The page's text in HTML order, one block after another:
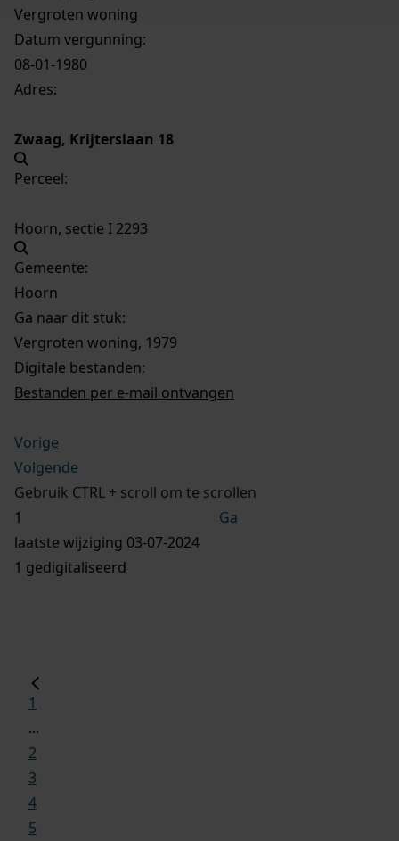
Vergroten woning
Datum vergunning:
08-01-1980
Adres:
Zwaag, Krijterslaan 18
Perceel:
Hoorn, sectie I 2293
Gemeente:
Hoorn
Ga naar dit stuk:
Vergroten woning, 1979
Digitale bestanden:
Bestanden per e-mail ontvangen
Vorige
Volgende
Gebruik CTRL + scroll om te scrollen
Ga
laatste wijziging 03-07-2024
1 gedigitaliseerd
1
...
2
3
4
5